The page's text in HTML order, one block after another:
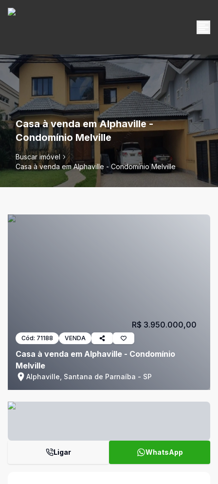
Casa à venda em Alphaville -
Condomínio Melville
Buscar imóvel
Casa à venda em Alphaville - Condomínio Melville
Cód: 71188 VENDA
Casa à venda em Alphaville - Condomínio
Melville
Alphaville, Santana de Parnaíba - SP
R$ 3.950.000,00
Ligar WhatsApp